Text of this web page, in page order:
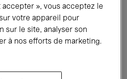
Concerts
Performances
Global Music
accepter », vous acceptez le
votre appareil pour
sur le site, analyser son
à nos efforts de marketing.